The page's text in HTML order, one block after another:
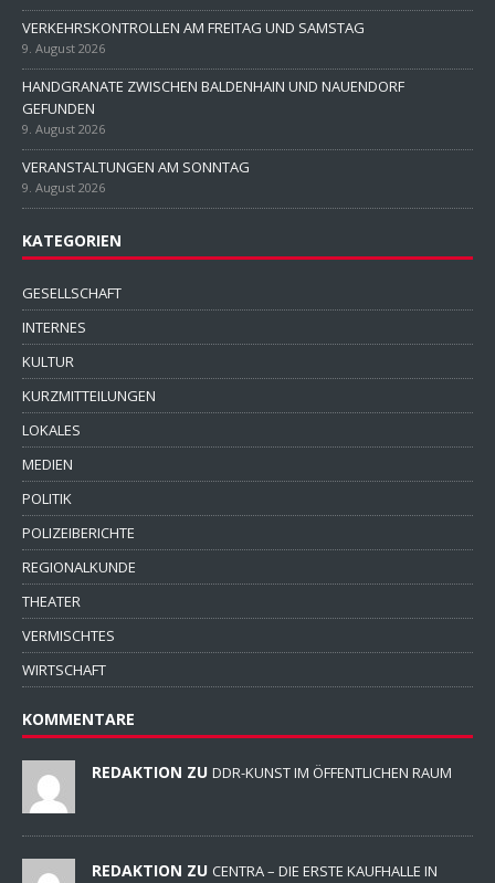
VERKEHRSKONTROLLEN AM FREITAG UND SAMSTAG
9. August 2026
HANDGRANATE ZWISCHEN BALDENHAIN UND NAUENDORF
GEFUNDEN
9. August 2026
VERANSTALTUNGEN AM SONNTAG
9. August 2026
KATEGORIEN
GESELLSCHAFT
INTERNES
KULTUR
KURZMITTEILUNGEN
LOKALES
MEDIEN
POLITIK
POLIZEIBERICHTE
REGIONALKUNDE
THEATER
VERMISCHTES
WIRTSCHAFT
KOMMENTARE
REDAKTION ZU DDR-KUNST IM ÖFFENTLICHEN RAUM
REDAKTION ZU CENTRA – DIE ERSTE KAUFHALLE IN